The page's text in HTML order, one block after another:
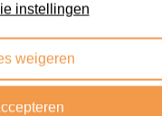
instellingen
weigeren